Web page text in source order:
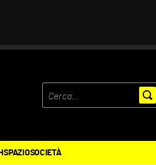
SPAZIOSOCIETÀ